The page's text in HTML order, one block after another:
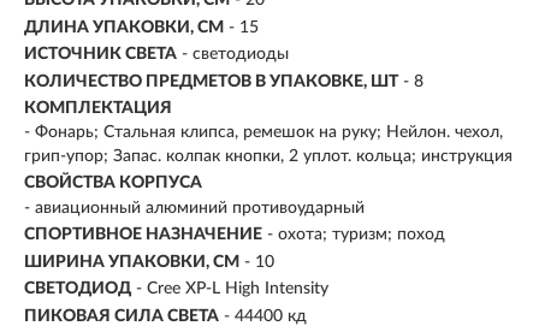
ДЛИНА УПАКОВКИ, СМ - 15
ИСТОЧНИК СВЕТА - светодиоды
КОЛИЧЕСТВО ПРЕДМЕТОВ В УПАКОВКЕ, ШТ - 8
КОМПЛЕКТАЦИЯ
- Фонарь; Стальная клипса, ремешок на руку; Нейлон. чехол,
грип-упор; Запас. колпак кнопки, 2 уплот. кольца; инструкция
СВОЙСТВА КОРПУСА
- авиационный алюминий противоударный
СПОРТИВНОЕ НАЗНАЧЕНИЕ - охота; туризм; поход
ШИРИНА УПАКОВКИ, СМ - 10
СВЕТОДИОД - Cree XP-L High Intensity
ПИКОВАЯ СИЛА СВЕТА - 44400 кд